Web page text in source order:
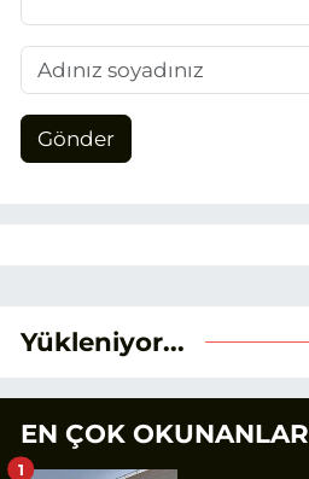
Gönder
Yükleniyor...
EN ÇOK OKUNANLAR
1